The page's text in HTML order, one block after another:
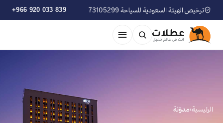
ترخيص الهيئة السعودية للسياحة 73105299 +966 920 033 839
الرئيسية›مدوّنة